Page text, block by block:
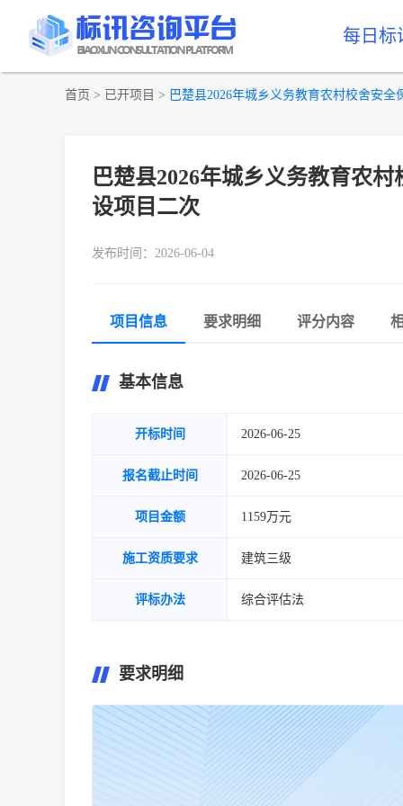
每日标
首页 > 已开项目 > 巴楚县2026年城乡义务教育农村校舍安
巴楚县2026年城乡义务教育农
设项目二次
发布时间：2026-06-04
项目信息 要求明细 评分内容
基本信息
开标时间 2026-06-25
报名截止时间 2026-06-25
项目金额 1159万元
施工资质要求 建筑三级
评标办法 综合评估法
要求明细
暂无要求明细~